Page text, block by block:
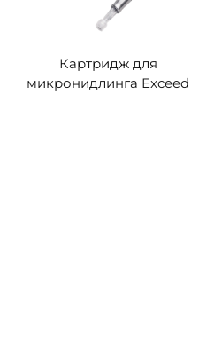
Картридж для
микронидлинга Exceed